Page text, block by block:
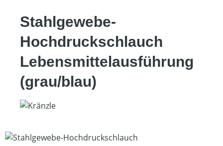
Stahlgewebe-
Hochdruckschlauch
Lebensmittelausführung
(grau/blau)
Bildergalerie überspringen